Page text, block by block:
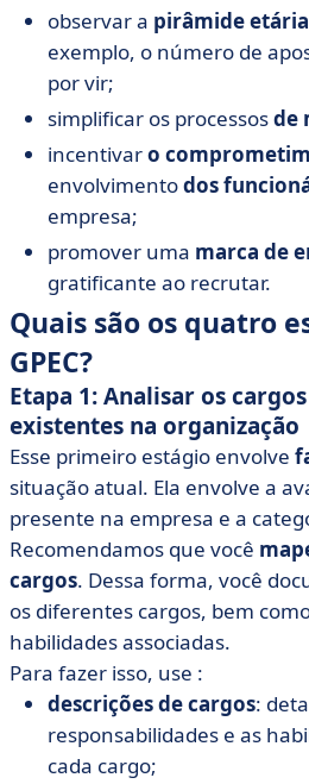
observar a pirâmide etária
exemplo, o número de
por vir;
simplificar os processosde
incentivaro
envolvimentodos
empresa;
promover uma marca de
gratificante ao recrutar.
Quais são os quatro
GPEC?
Etapa 1: Analisar os
existentes na organização
Esse primeiro estágio envolve
situação atual. Ela envolve a
presente na empresa e a
Recomendamos que você
cargos. Dessa forma, você
os diferentes cargos, bem
habilidades associadas.
Para fazer isso, use :
descrições de cargos:
responsabilidades e as
cada cargo;